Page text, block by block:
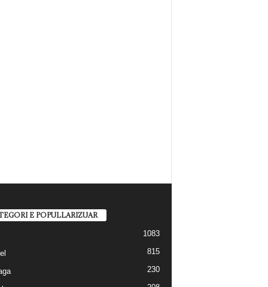
E POPULLARIZUAR
1083
815
230